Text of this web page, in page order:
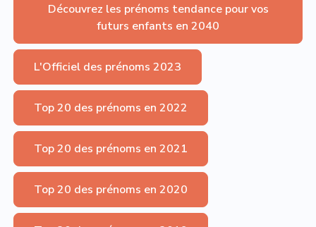
Découvrez les prénoms tendance pour vos
futurs enfants en 2040
L'Officiel des prénoms 2023
Top 20 des prénoms en 2022
Top 20 des prénoms en 2021
Top 20 des prénoms en 2020